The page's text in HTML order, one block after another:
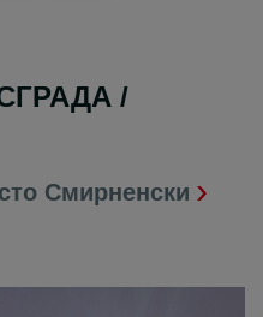
/
Смирненски